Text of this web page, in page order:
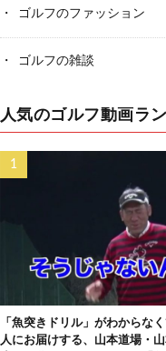
ゴルフのファッション
ゴルフの雑談
人気のゴルフ動画ラ
「魚突きドリル」がわからな
人にお届けする、山本道場・